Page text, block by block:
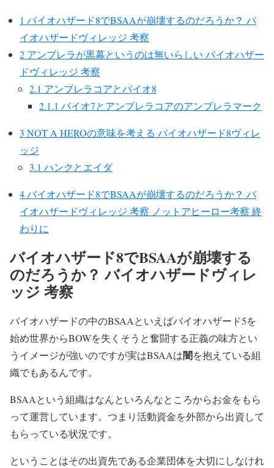
1 バイオハザード8でBSAAが崩壊するのだろうか？ バ
イオハザードヴィレッジ 考察
2 アンブレラが黒幕というのは無いらしい バイオハザー
ドヴィレッジ 考察
2.1 アンブレラコアとバイオ8
2.1.1 バイオ7とアンブレラコアのアンブレラマーク
3 NOT A HEROの意味を考える バイオハザード8ヴィレ
ッジ
3.1 ハンクとエイダ
4バイオハザード8でBSAAが崩壊するのだろうか？ バ
イオハザードヴィレッジ 考察 ノットアヒーロー考察 終
わりに
バイオハザード8でBSAAが崩壊する
のだろうか？ バイオハザードヴィレ
ッジ 考察
バイオハザードの中のBSAAといえばバイオハザード5を
始め世界からBOWを失くそうと奮闘する正義の味方とい
うイメージが強いのですが実はBSAAは闇を抱えている組
織でもあるんです。
BSAAという組織はなんといろんなところからお金をもら
って運営しています。つまり活動資金を外部から出資して
もらっている状況です。
ということはその出資先である企業団体を大切にしなけれ